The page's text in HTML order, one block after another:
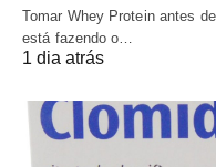
Tomar Whey Protein antes
está fazendo o…
1 dia atrás